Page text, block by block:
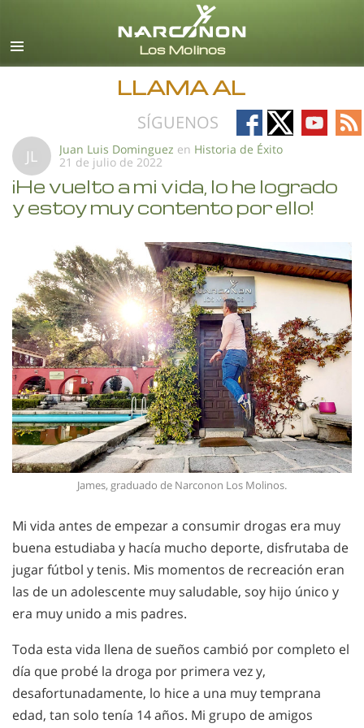
Español (Castellano)
Todas las Regiones/Idiomas
LLAMA AL
SÍGUENOS
Follow
on
Follow
on
Follow
on
on
JL Juan Luis Dominguez en Historia de Éxito
21 de julio de 2022
¡He vuelto a mi vida, lo he logrado
y estoy muy contento por ello!
James, graduado de Narconon Los Molinos.
Mi vida antes de empezar a consumir drogas era muy
buena estudiaba y hacía mucho deporte, disfrutaba de
jugar fútbol y tenis. Mis momentos de recreación eran
las de un adolescente muy saludable, soy hijo único y
era muy unido a mis padres.
Toda esta vida llena de sueños cambió por completo el
día que probé la droga por primera vez y,
desafortunadamente, lo hice a una muy temprana
edad, tan solo tenía 14 años. Mi grupo de amigos